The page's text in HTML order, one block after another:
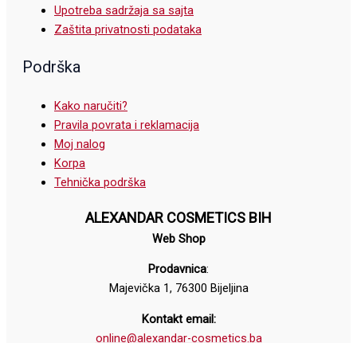
Upotreba sadržaja sa sajta
Zaštita privatnosti podataka
Podrška
Kako naručiti?
Pravila povrata i reklamacija
Moj nalog
Korpa
Tehnička podrška
ALEXANDAR COSMETICS BIH
Web Shop
Prodavnica:
Majevička 1, 76300 Bijeljina
Kontakt email:
online@alexandar-cosmetics.ba